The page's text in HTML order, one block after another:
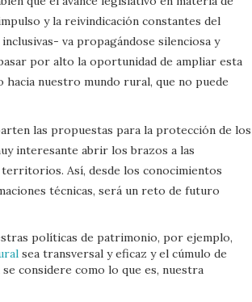
y la reivindicación constantes del
va propagándose silenciosa y
por alto la oportunidad de ampliar esta
nuestro mundo rural, que no puede
las propuestas para la protección de los
interesante abrir los brazos a las
Así, desde los conocimientos
técnicas, será un reto de futuro
políticas de patrimonio, por ejemplo,
sea transversal y eficaz y el cúmulo de
considere como lo que es, nuestra